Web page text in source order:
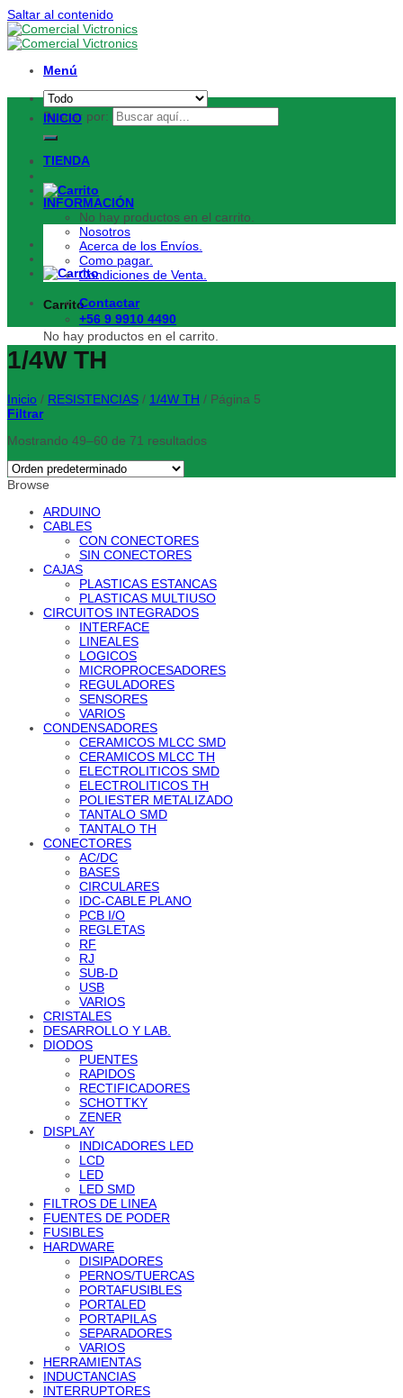
Saltar al contenido
Menú
Buscar por:
No hay productos en el carrito.
Carrito
No hay productos en el carrito.
INICIO
TIENDA
INFORMACIÓN
Nosotros
Acerca de los Envíos.
Como pagar.
Condiciones de Venta.
Contactar
+56 9 9910 4490
1/4W TH
Inicio / RESISTENCIAS / 1/4W TH / Página 5
Filtrar
Mostrando 49–60 de 71 resultados
Browse
ARDUINO
CABLES
CON CONECTORES
SIN CONECTORES
CAJAS
PLASTICAS ESTANCAS
PLASTICAS MULTIUSO
CIRCUITOS INTEGRADOS
INTERFACE
LINEALES
LOGICOS
MICROPROCESADORES
REGULADORES
SENSORES
VARIOS
CONDENSADORES
CERAMICOS MLCC SMD
CERAMICOS MLCC TH
ELECTROLITICOS SMD
ELECTROLITICOS TH
POLIESTER METALIZADO
TANTALO SMD
TANTALO TH
CONECTORES
AC/DC
BASES
CIRCULARES
IDC-CABLE PLANO
PCB I/O
REGLETAS
RF
RJ
SUB-D
USB
VARIOS
CRISTALES
DESARROLLO Y LAB.
DIODOS
PUENTES
RAPIDOS
RECTIFICADORES
SCHOTTKY
ZENER
DISPLAY
INDICADORES LED
LCD
LED
LED SMD
FILTROS DE LINEA
FUENTES DE PODER
FUSIBLES
HARDWARE
DISIPADORES
PERNOS/TUERCAS
PORTAFUSIBLES
PORTALED
PORTAPILAS
SEPARADORES
VARIOS
HERRAMIENTAS
INDUCTANCIAS
INTERRUPTORES